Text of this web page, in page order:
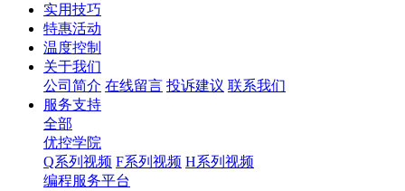
实用技巧
特惠活动
温度控制
关于我们
公司简介 在线留言 投诉建议 联系我们
服务支持
全部
优控学院
Q系列视频 F系列视频 H系列视频
编程服务平台